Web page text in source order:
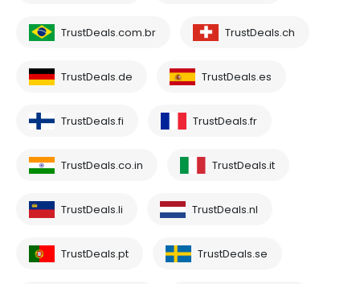
TrustDeals.com.br TrustDeals.ch
TrustDeals.de TrustDeals.es
TrustDeals.fi TrustDeals.fr
TrustDeals.co.in TrustDeals.it
TrustDeals.li TrustDeals.nl
TrustDeals.pt TrustDeals.se